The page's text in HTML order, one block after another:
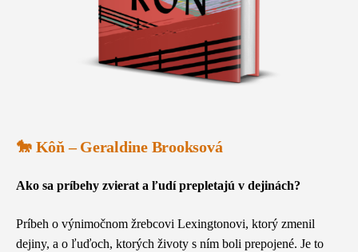
🐎 Kôň – Geraldine Brooksová
Ako sa príbehy zvierat a ľudí prepletajú v dejinách?
Príbeh o výnimočnom žrebcovi Lexingtonovi, ktorý zmenil
dejiny, a o ľuďoch, ktorých životy s ním boli prepojené. Je to